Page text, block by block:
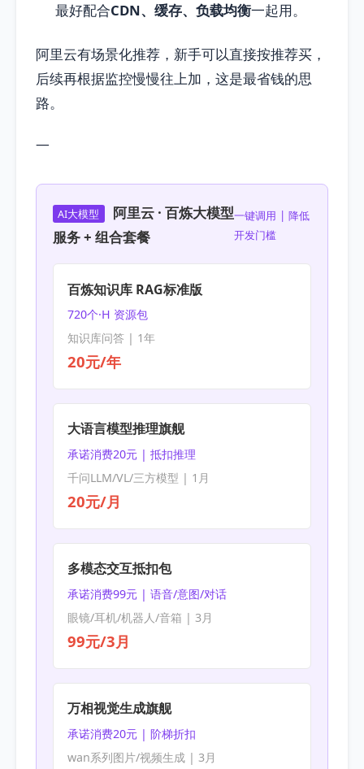
最好配合CDN、缓存、负载均衡一起用。
阿里云有场景化推荐，新手可以直接按推荐买，
后续再根据监控慢慢往上加，这是最省钱的思
路。
—
AI大模型
阿里云 · 百炼大模型
服务 + 组合套餐
一键调用 | 降低
开发门槛
百炼知识库 RAG标准版
720个·H 资源包
知识库问答 | 1年
20元/年
大语言模型推理旗舰
承诺消费20元 | 抵扣推理
千问LLM/VL/三方模型 | 1月
20元/月
多模态交互抵扣包
承诺消费99元 | 语音/意图/对话
眼镜/耳机/机器人/音箱 | 3月
99元/3月
万相视觉生成旗舰
承诺消费20元 | 阶梯折扣
wan系列图片/视频生成 | 3月